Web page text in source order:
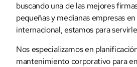
buscando una de las mejores
pequeñas y medianas empresas
internacional, estamos para
Nos especializamos en
mantenimiento corporativo para